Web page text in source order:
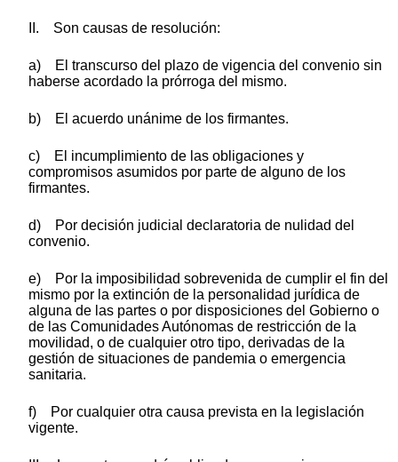
II. Son causas de resolución:
a) El transcurso del plazo de vigencia del convenio sin
haberse acordado la prórroga del mismo.
b) El acuerdo unánime de los firmantes.
c) El incumplimiento de las obligaciones y
compromisos asumidos por parte de alguno de los
firmantes.
d) Por decisión judicial declaratoria de nulidad del
convenio.
e) Por la imposibilidad sobrevenida de cumplir el fin del
mismo por la extinción de la personalidad jurídica de
alguna de las partes o por disposiciones del Gobierno o
de las Comunidades Autónomas de restricción de la
movilidad, o de cualquier otro tipo, derivadas de la
gestión de situaciones de pandemia o emergencia
sanitaria.
f) Por cualquier otra causa prevista en la legislación
vigente.